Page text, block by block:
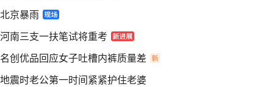
北京暴雨
河南三支一扶笔试将重考
名创优品回应女子吐槽内裤质量差
地震时老公第一时间紧紧护住老婆